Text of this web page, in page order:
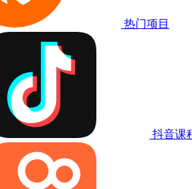
热门项目
抖音课